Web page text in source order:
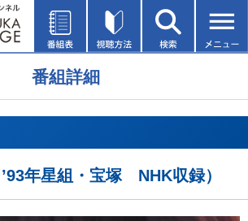
番組詳細
年星組・宝塚 NHK収録）